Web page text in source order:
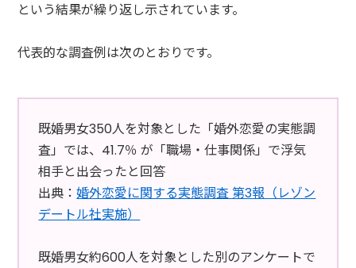
という結果が繰り返し示されています。
代表的な調査例は次のとおりです。
既婚男女350人を対象とした「婚外恋愛の実態調
査」では、41.7％ が「職場・仕事関係」で浮気
相手と出会ったと回答
出典：婚外恋愛に関する実態調査 第3報（レゾン
デートル社実施）
既婚男女約600人を対象とした別のアンケートで